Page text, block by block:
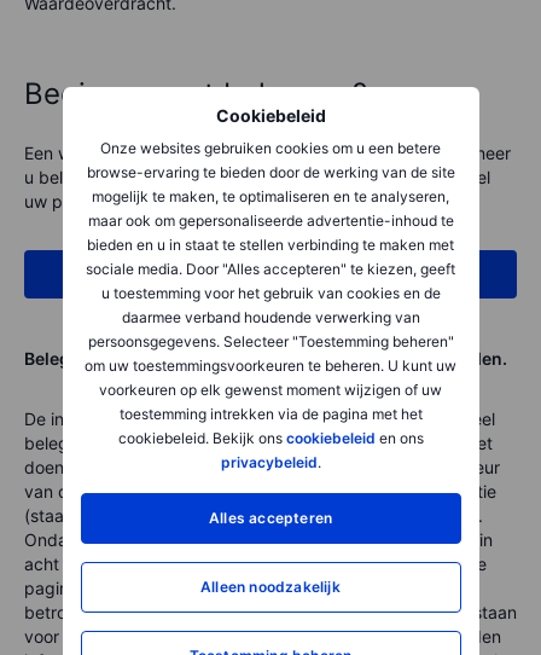
Cookiebeleid
Onze websites gebruiken cookies om u een betere
browse-ervaring te bieden door de werking van de site
mogelijk te maken, te optimaliseren en te analyseren,
maar ook om gepersonaliseerde advertentie-inhoud te
bieden en u in staat te stellen verbinding te maken met
sociale media. Door "Alles accepteren" te kiezen, geeft
u toestemming voor het gebruik van cookies en de
daarmee verband houdende verwerking van
persoonsgegevens. Selecteer "Toestemming beheren"
om uw toestemmingsvoorkeuren te beheren. U kunt uw
voorkeuren op elk gewenst moment wijzigen of uw
toestemming intrekken via de pagina met het
cookiebeleid. Bekijk ons cookiebeleid en ons
privacybeleid.
Alles accepteren
Alleen noodzakelijk
Beginnen met beleggen?
Een wereld aan beleggingsmogelijkheden gaat open wanneer
u belegt bij Saxo. Investeer in wat u belangrijk vindt en stel
uw portefeuille samen zoals u dat wilt.
Meer over beleggen bij Saxo
Beleggen kent risico’s, uw inleg kan minder waard worden.
De informatie op deze pagina is niet bedoeld als individueel
beleggingsadvies of als een individuele aanbeveling tot het
doen van bepaalde beleggingen. De beloning van de auteur
van dit artikel staat/stond/zal niet direct of indirect in relatie
(staan) met zijn specifieke aanbevelingen of standpunten.
Ondanks het feit dat Saxo Nederland alle zorgvuldigheid in
acht neemt bij het samenstellen en onderhouden van deze
pagina's, en daarbij gebruik maakt van bronnen die
betrouwbaar geacht worden, kan Saxo Nederland niet instaan
voor de juistheid, volledigheid en actualiteit van de geboden